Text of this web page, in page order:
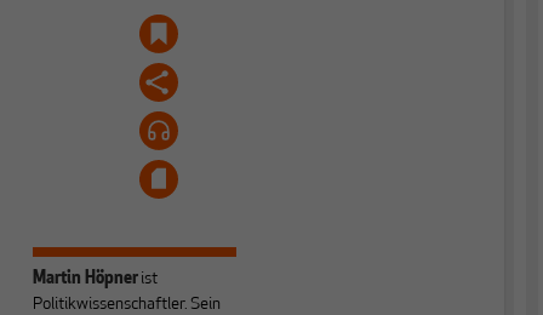
Martin Höpnerist
Politikwissenschaftler. Sein